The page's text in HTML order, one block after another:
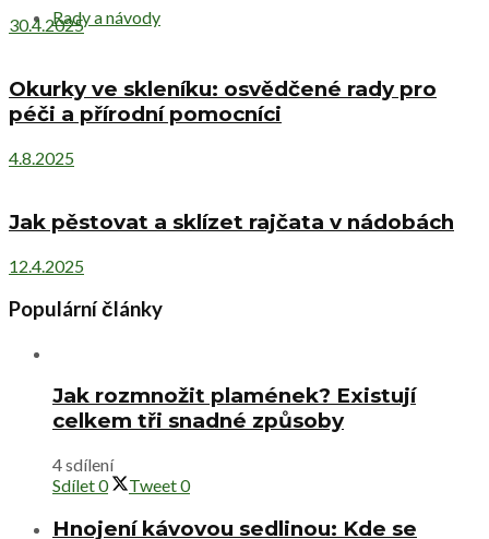
Rady a návody
30.4.2025
Okurky ve skleníku: osvědčené rady pro
péči a přírodní pomocníci
4.8.2025
Jak pěstovat a sklízet rajčata v nádobách
12.4.2025
Populární články
Jak rozmnožit plamének? Existují
celkem tři snadné způsoby
4 sdílení
Sdílet0 Tweet0
Hnojení kávovou sedlinou: Kde se